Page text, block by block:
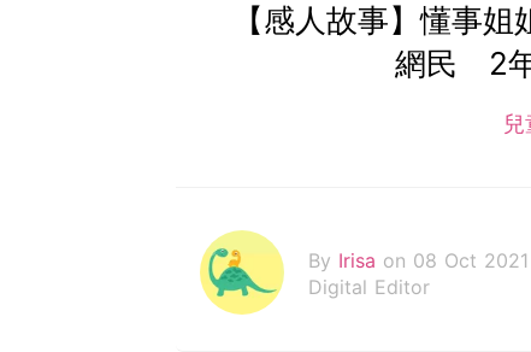
【感人故事】懂事
網民 2
兒
By Irisa on 08 Oct 2021
Digital Editor